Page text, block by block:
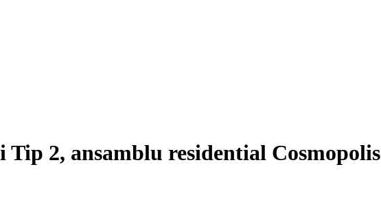
Tip 2, ansamblu residential Cosmopolis